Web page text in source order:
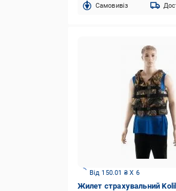
Cамовивіз
Від 150.01 ₴ X 6
Жилет страхувальний